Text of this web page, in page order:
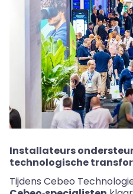
Installateurs
technologische
Tijdens Cebeo